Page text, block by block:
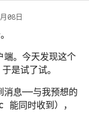
08日
。今天发现这个
是试了试。
息——与我预想的
同时收到），